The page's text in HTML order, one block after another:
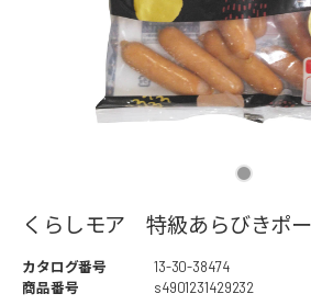
くらしモア 特級あらびきポ
カタログ番号
13-30-38474
商品番号
s4901231429232